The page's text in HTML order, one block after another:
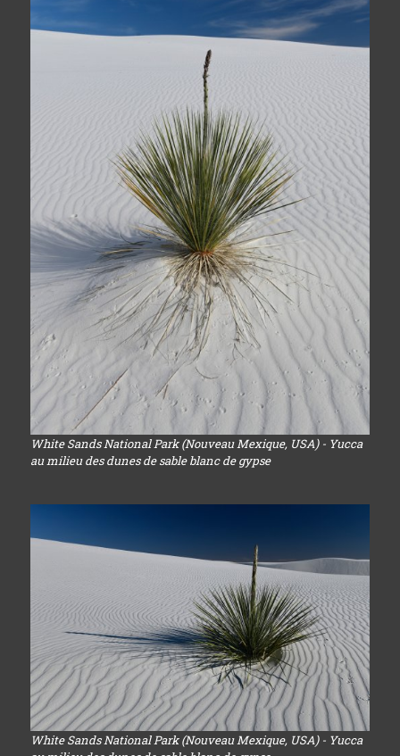
White Sands National Park (Nouveau Mexique, USA) - Yucca
au milieu des dunes de sable blanc de gypse
White Sands National Park (Nouveau Mexique, USA) - Yucca